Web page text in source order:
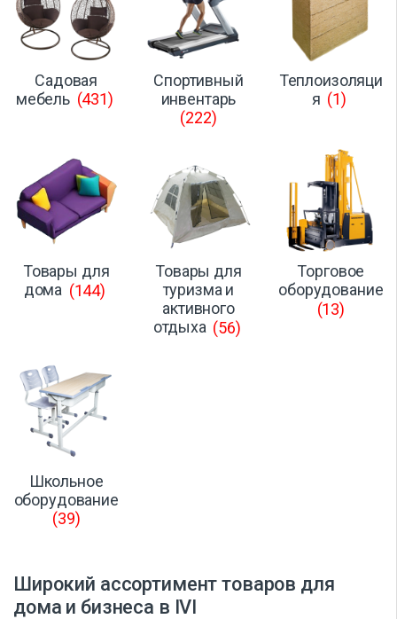
Садовая
мебель (431)
Спортивный
инвентарь
(222)
Теплоизоляци
я (1)
Товары для
дома (144)
Товары для
туризма и
активного
отдыха (56)
Торговое
оборудование
(13)
Школьное
оборудование
(39)
Широкий ассортимент товаров для
дома и бизнеса в IVI